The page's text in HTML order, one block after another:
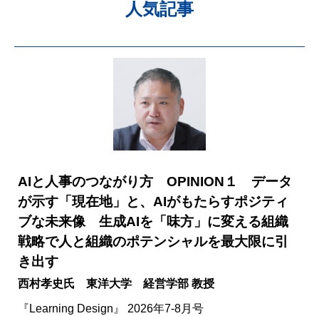
人気記事
AIと人事のつながり方 OPINION１ データ
が示す「現在地」と、AIがもたらすポジティ
ブな未来像 生成AIを「味方」に変える組織
戦略で人と組織のポテンシャルを最大限に引
き出す
西村孝史氏 東洋大学 経営学部 教授
『Learning Design』 2026年7-8月号